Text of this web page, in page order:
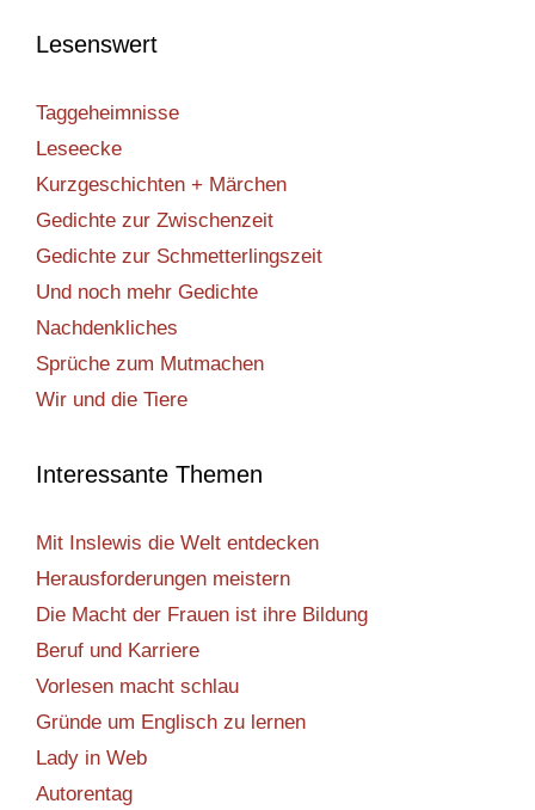
Lesenswert
Taggeheimnisse
Leseecke
Kurzgeschichten + Märchen
Gedichte zur Zwischenzeit
Gedichte zur Schmetterlingszeit
Und noch mehr Gedichte
Nachdenkliches
Sprüche zum Mutmachen
Wir und die Tiere
Interessante Themen
Mit Inslewis die Welt entdecken
Herausforderungen meistern
Die Macht der Frauen ist ihre Bildung
Beruf und Karriere
Vorlesen macht schlau
Gründe um Englisch zu lernen
Lady in Web
Autorentag